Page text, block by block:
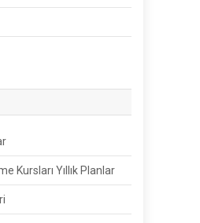
Kursları Yıllık Planlar